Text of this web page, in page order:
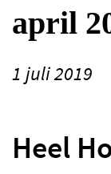
april
1 juli 2019
Heel